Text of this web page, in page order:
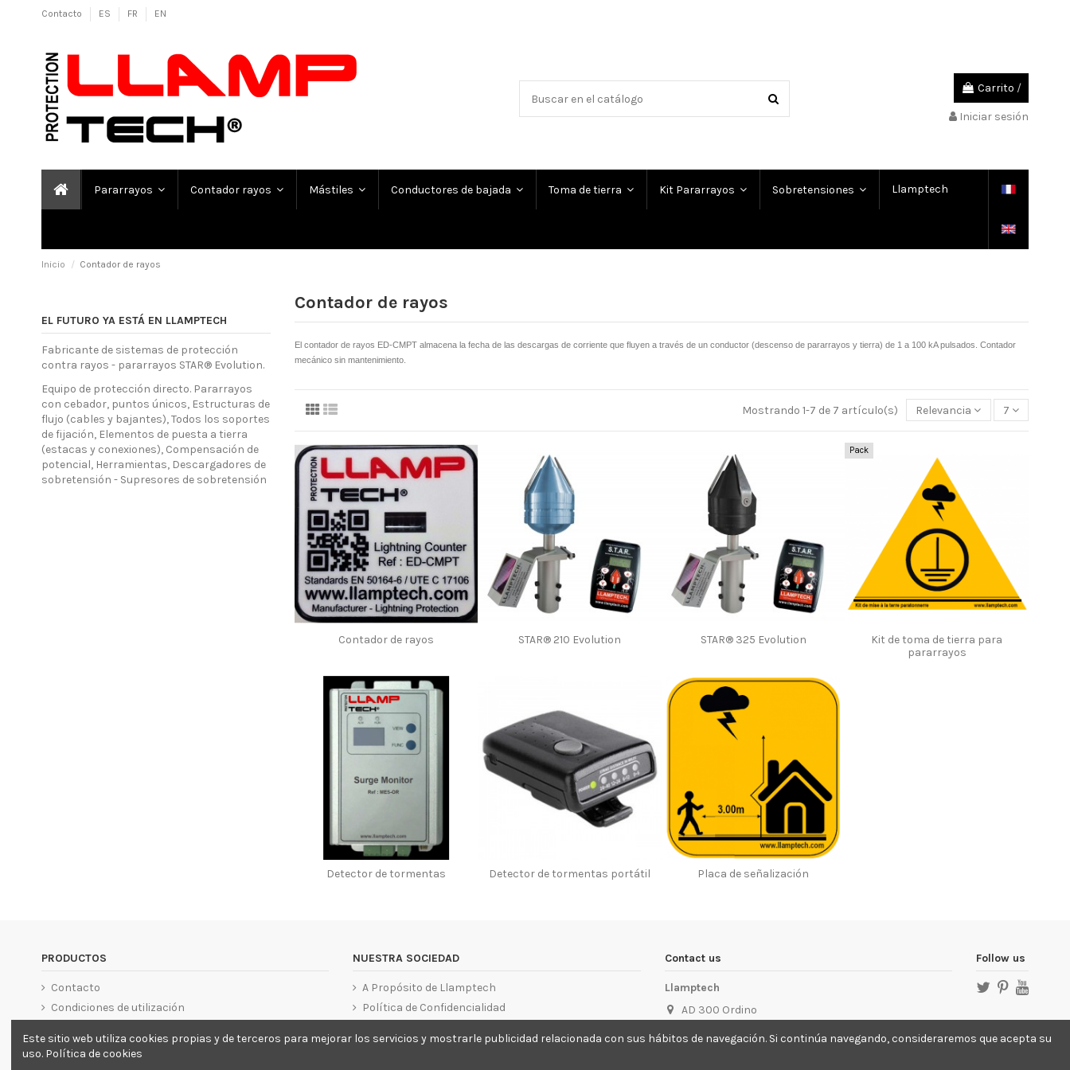
Contacto ES FR EN
Carrito /
Iniciar sesión
Pararrayos Contador rayos Mástiles Conductores de bajada Toma de tierra Kit Pararrayos Sobretensiones Llamptech
Inicio Contador de rayos
Contador de rayos
El contador de rayos ED-CMPT almacena la fecha de las descargas de corriente que fluyen a través de un conductor (descenso de pararrayos y tierra) de 1 a 100 kA pulsados. Contador
mecánico sin mantenimiento.
Mostrando 1-7 de 7 artículo(s) Relevancia 7
Contador de rayos STAR® 210 Evolution STAR® 325 Evolution
Pack
Kit de toma de tierra para
pararrayos
Detector de tormentas Detector de tormentas portátil Placa de señalización
EL FUTURO YA ESTÁ EN LLAMPTECH
Fabricante de sistemas de protección
contra rayos - pararrayos STAR® Evolution.
Equipo de protección directo. Pararrayos
con cebador, puntos únicos, Estructuras de
flujo (cables y bajantes), Todos los soportes
de fijación, Elementos de puesta a tierra
(estacas y conexiones), Compensación de
potencial, Herramientas, Descargadores de
sobretensión - Supresores de sobretensión
PRODUCTOS
Contacto
Condiciones de utilización
NUESTRA SOCIEDAD
A Propósito de Llamptech
Política de Confidencialidad
Contact us
Llamptech
AD 300 Ordino
info@llamptech.com
Follow us
Este sitio web utiliza cookies propias y de terceros para mejorar los servicios y mostrarle publicidad relacionada con sus hábitos de navegación. Si continúa navegando, consideraremos que acepta su
uso. Política de cookies